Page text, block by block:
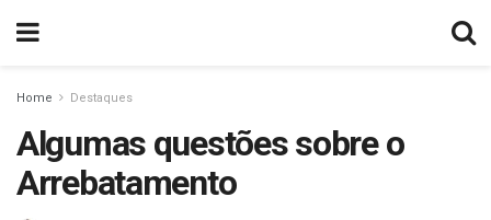
Home Destaques
Algumas questões sobre o
Arrebatamento